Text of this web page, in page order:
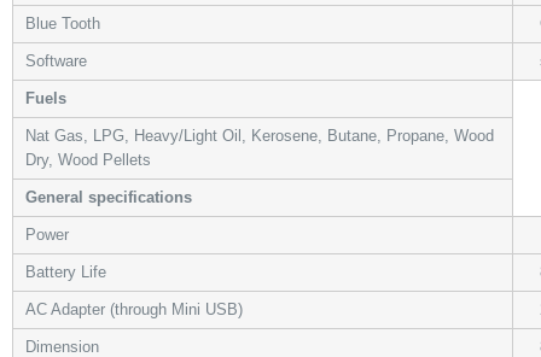
Blue Tooth
Software
Fuels
Nat Gas, LPG, Heavy/Light Oil, Kerosene, Butane, Propane, Wood
Dry, Wood Pellets
General specifications
Power
Battery Life
AC Adapter (through Mini USB)
Dimension